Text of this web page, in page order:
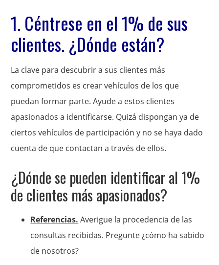
1. Céntrese en el 1% de sus
clientes. ¿Dónde están?
La clave para descubrir a sus clientes más
comprometidos es crear vehículos de los que
puedan formar parte. Ayude a estos clientes
apasionados a identificarse. Quizá dispongan ya de
ciertos vehículos de participación y no se haya dado
cuenta de que contactan a través de ellos.
¿Dónde se pueden identificar al 1%
de clientes más apasionados?
Referencias. Averigue la procedencia de las
consultas recibidas. Pregunte ¿cómo ha sabido
de nosotros?